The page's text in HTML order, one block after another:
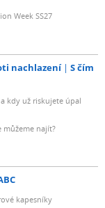
Week SS27
nachlazení
S čím
kdy už riskujete úpal
můžeme najít?
kapesníky